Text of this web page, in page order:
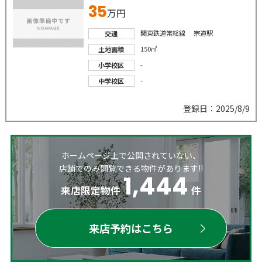
35万円
交通
関東鉄道常総線 宗道駅
土地面積
150㎡
小学校区
-
中学校区
-
登録日：2025/8/9
ホームページ上で公開されていない、
店舗でのみ閲覧できる物件があります!!
来店限定物件 1,444 件
来店予約はこちら